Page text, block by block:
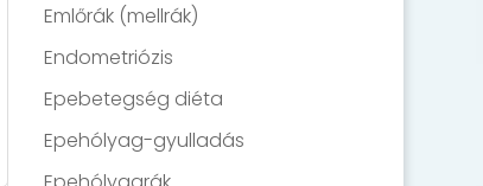
Emlőrák (mellrák)
Endometriózis
Epebetegség diéta
Epehólyag-gyulladás